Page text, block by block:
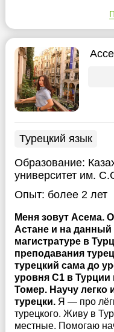
Турецкий язык
Образование:
университет им.
Опыт: более 2 лет
Меня зовут Асема.
Астане и на
магистратуре в
преподавания
турецкий сама до
уровня С1 в Турции
Томер. Научу легко
турецки. Я — про
турецкого. Живу в
местные. Помогаю